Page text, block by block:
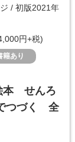
/ 初版2021年
円+税)
籍あり
本 せんろ
つづく 全